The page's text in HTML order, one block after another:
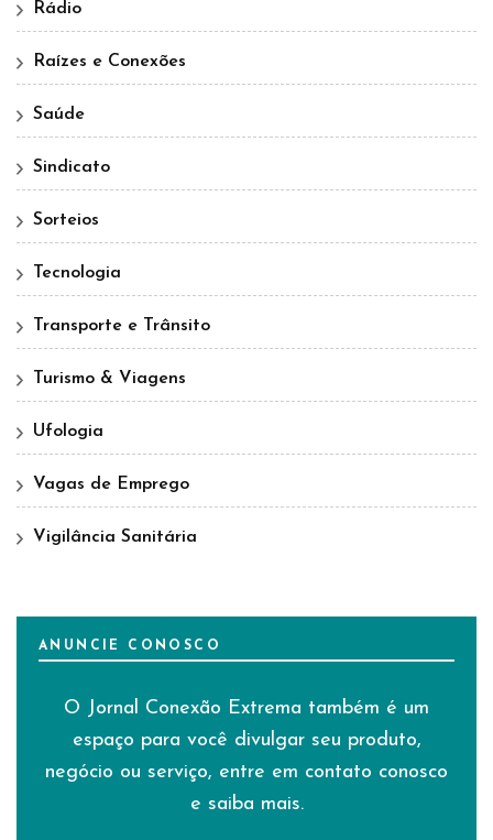
Rádio
Raízes e Conexões
Saúde
Sindicato
Sorteios
Tecnologia
Transporte e Trânsito
Turismo & Viagens
Ufologia
Vagas de Emprego
Vigilância Sanitária
ANUNCIE CONOSCO
O Jornal Conexão Extrema também é um
espaço para você divulgar seu produto,
negócio ou serviço, entre em contato conosco
e saiba mais.